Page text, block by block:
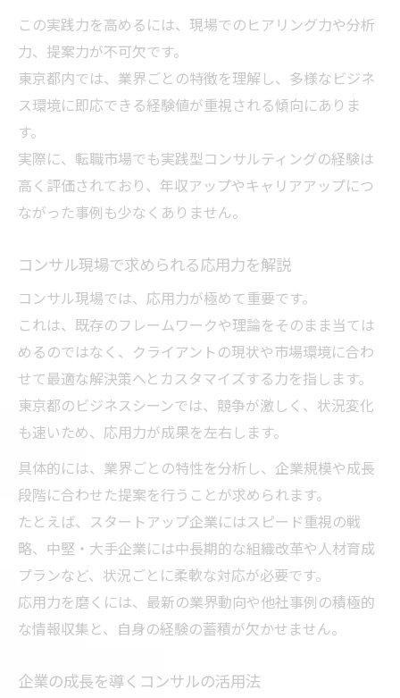
コンサルで高める東京都のキャリアアップ術
コンサルで叶える東京都のキャリア戦略
キャリアアップを実現するコンサルの流儀
東京都でキャリアを伸ばすコンサル術
コンサル転職で年収アップを目指すには
戦略思考が光る東京都コンサルの成功例
コンサルが導いた東京都の成功事例集
コンサル現場で評価される成功ポイント
東京都で活躍するコンサルの戦略発想
成功を掴んだコンサルの具体的アプローチ
今注目されるコンサル業界の最新動向とは
コンサル業界で注目の東京都トレンド解説
コンサルが語る業界の変化と今後の展望
東京都のコンサル会社一覧から見る特徴
新しい働き方に適応するコンサルの役割
コンサル業界で求められる最新スキルとは
この実践力を高めるには、現場でのヒアリング力や分析
力、提案力が不可欠です。
東京都内では、業界ごとの特徴を理解し、多様なビジネ
ス環境に即応できる経験値が重視される傾向にありま
す。
実際に、転職市場でも実践型コンサルティングの経験は
高く評価されており、年収アップやキャリアアップにつ
ながった事例も少なくありません。
コンサル現場で求められる応用力を解説
コンサル現場では、応用力が極めて重要です。
これは、既存のフレームワークや理論をそのまま当ては
めるのではなく、クライアントの現状や市場環境に合わ
せて最適な解決策へとカスタマイズする力を指します。
東京都のビジネスシーンでは、競争が激しく、状況変化
も速いため、応用力が成果を左右します。
具体的には、業界ごとの特性を分析し、企業規模や成長
段階に合わせた提案を行うことが求められます。
たとえば、スタートアップ企業にはスピード重視の戦
略、中堅・大手企業には中長期的な組織改革や人材育成
プランなど、状況ごとに柔軟な対応が必要です。
応用力を磨くには、最新の業界動向や他社事例の積極的
な情報収集と、自身の経験の蓄積が欠かせません。
企業の成長を導くコンサルの活用法